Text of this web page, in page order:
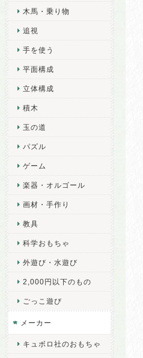
木馬・乗り物
追視
手を使う
平面構成
立体構成
積木
玉の道
パズル
ゲーム
楽器・オルゴール
画材・手作り
教具
科学おもちゃ
外遊び・水遊び
2,000円以下のもの
ごっこ遊び
メーカー
キュボロ社のおもちゃ